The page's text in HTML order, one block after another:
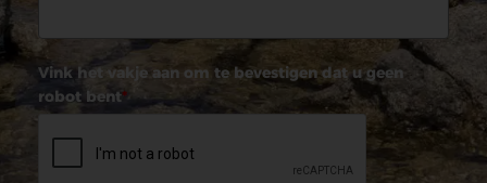
Vink het vakje aan om te bevestigen dat u geen
robot bent*